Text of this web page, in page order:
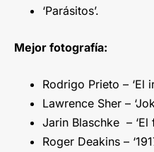
‘Parásitos’.
Mejor fotografía:
Rodrigo Prieto – ‘El
Lawrence Sher –
Jarin Blaschke – ‘El
Roger Deakins –